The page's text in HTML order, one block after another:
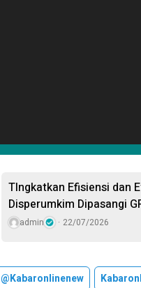
TIngkatkan Efisiensi dan
Disperumkim Dipasangi
admin 22/07/2026
@kabaronlinenew